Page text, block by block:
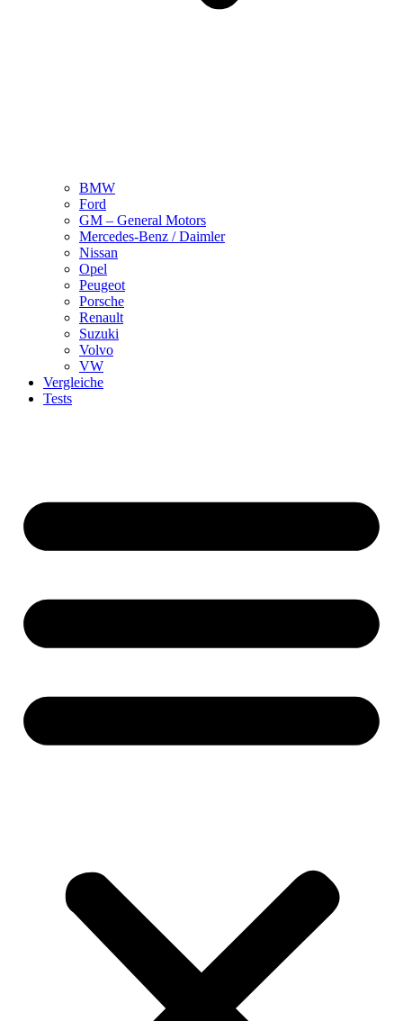
BMW
Ford
GM – General Motors
Mercedes-Benz / Daimler
Nissan
Opel
Peugeot
Porsche
Renault
Suzuki
Volvo
VW
Vergleiche
Tests